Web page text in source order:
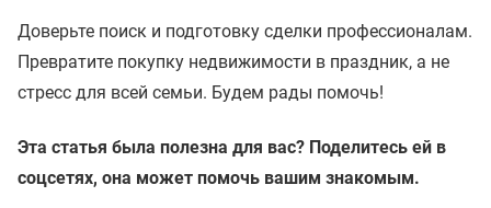
Доверьте поиск и подготовку сделки профессионалам.
Превратите покупку недвижимости в праздник, а не
стресс для всей семьи. Будем рады помочь!
Эта статья была полезна для вас? Поделитесь ей в
соцсетях, она может помочь вашим знакомым.